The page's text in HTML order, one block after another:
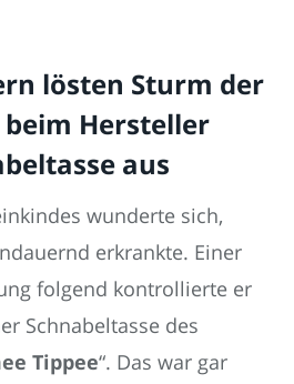
lösten Sturm der
Hersteller
aus
wunderte sich,
erkrankte. Einer
folgend kontrollierte er
Schnabeltasse des
Tippee“. Das war gar